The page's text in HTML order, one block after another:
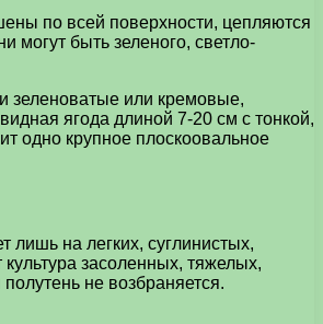
по всей поверхности, цепляются
могут быть зеленого, светло-
зеленоватые или кремовые,
ягода длиной 7-20 см с тонкой,
одно крупное плоскоовальное
на легких, суглинистых,
засоленных, тяжелых,
не возбраняется.